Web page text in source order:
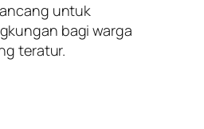
untuk
bagi warga
teratur.